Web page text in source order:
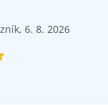
6. 8. 2026